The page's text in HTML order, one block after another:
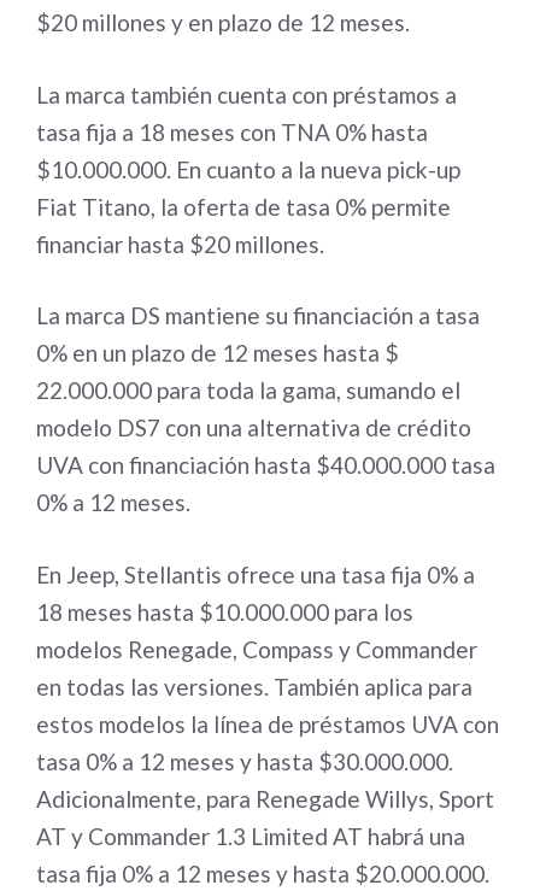
$20 millones y en plazo de 12 meses.
La marca también cuenta con préstamos a
tasa fija a 18 meses con TNA 0% hasta
$10.000.000. En cuanto a la nueva pick-up
Fiat Titano, la oferta de tasa 0% permite
financiar hasta $20 millones.
La marca DS mantiene su financiación a tasa
0% en un plazo de 12 meses hasta $
22.000.000 para toda la gama, sumando el
modelo DS7 con una alternativa de crédito
UVA con financiación hasta $40.000.000 tasa
0% a 12 meses.
En Jeep, Stellantis ofrece una tasa fija 0% a
18 meses hasta $10.000.000 para los
modelos Renegade, Compass y Commander
en todas las versiones. También aplica para
estos modelos la línea de préstamos UVA con
tasa 0% a 12 meses y hasta $30.000.000.
Adicionalmente, para Renegade Willys, Sport
AT y Commander 1.3 Limited AT habrá una
tasa fija 0% a 12 meses y hasta $20.000.000.